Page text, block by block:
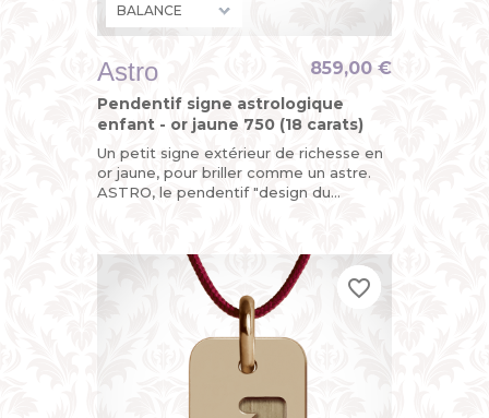
Astro
Pendentif signe astrologique
enfant - or jaune 750 (18 carats)
Un petit signe extérieur de richesse en
or jaune, pour briller comme un astre.
ASTRO, le pendentif "design du
859,00 €
favorite_border
favorite_border
favorite_border